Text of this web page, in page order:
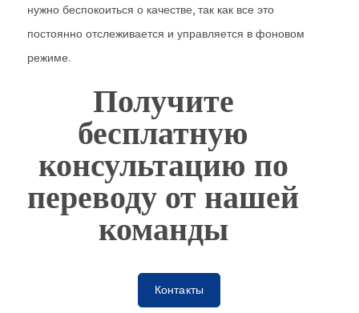
нужно беспокоиться о качестве, так как все это
постоянно отслеживается и управляется в фоновом
режиме.
Получите
бесплатную
консультацию по
переводу от нашей
команды
Контакты